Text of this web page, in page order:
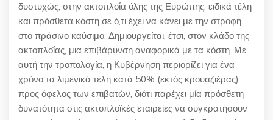
δυστυχώς, στην ακτοπλοΐα όλης της Ευρώπης, ειδικά τέλη
και πρόσθετα κόστη σε ό,τι έχει να κάνει με την στροφή
στο πράσινο καύσιμο. Δημιουργείται, έτσι, στον κλάδο της
ακτοπλοΐας, μια επιβάρυνση αναφορικά με τα κόστη. Με
αυτή την τροπολογία, η Κυβέρνηση περιορίζει για ένα
χρόνο τα λιμενικά τέλη κατά 50% (εκτός κρουαζιέρας)
προς όφελος των επιβατών, διότι παρέχει μία πρόσθετη
δυνατότητα στις ακτοπλοϊκές εταιρείες να συγκρατήσουν